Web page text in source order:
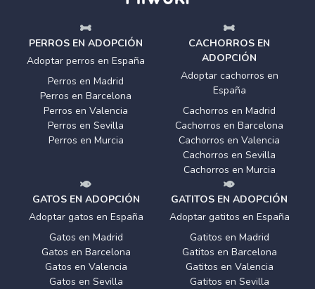
PERROS EN ADOPCIÓN
Adoptar perros en España
Perros en Madrid
Perros en Barcelona
Perros en Valencia
Perros en Sevilla
Perros en Murcia
CACHORROS EN
ADOPCIÓN
Adoptar cachorros en
España
Cachorros en Madrid
Cachorros en Barcelona
Cachorros en Valencia
Cachorros en Sevilla
Cachorros en Murcia
GATOS EN ADOPCIÓN
Adoptar gatos en España
Gatos en Madrid
Gatos en Barcelona
Gatos en Valencia
Gatos en Sevilla
GATITOS EN ADOPCIÓN
Adoptar gatitos en España
Gatitos en Madrid
Gatitos en Barcelona
Gatitos en Valencia
Gatitos en Sevilla